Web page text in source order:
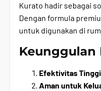
Kurato hadir sebagai
Dengan formula
untuk digunakan di
Keunggulan
Efektivitas
Aman untuk